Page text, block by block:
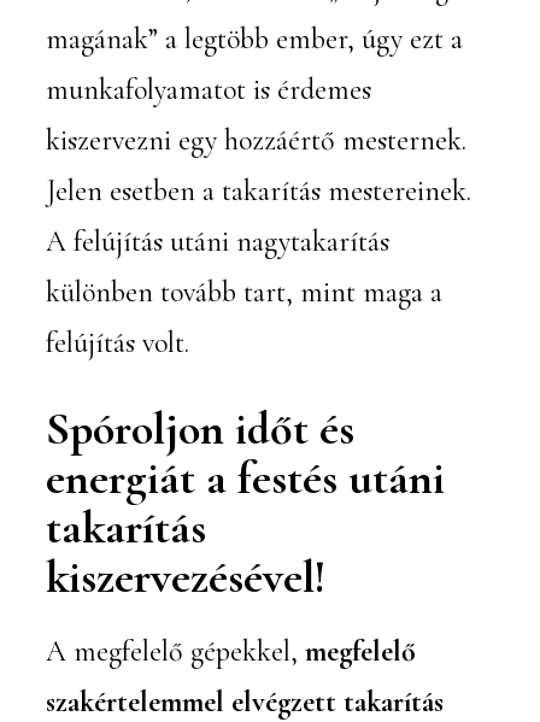
magának” a legtöbb ember, úgy ezt a
munkafolyamatot is érdemes
kiszervezni egy hozzáértő mesternek.
Jelen esetben a takarítás mestereinek.
A felújítás utáni nagytakarítás
különben tovább tart, mint maga a
felújítás volt.
Spóroljon időt és
energiát a festés utáni
takarítás
kiszervezésével!
A megfelelő gépekkel, megfelelő
szakértelemmel elvégzett takarítás